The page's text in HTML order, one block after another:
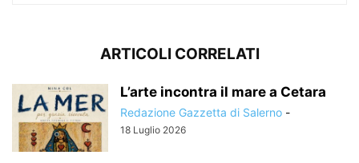
ARTICOLI CORRELATI
L’arte incontra il mare a Cetara
Redazione Gazzetta di Salerno -
18 Luglio 2026